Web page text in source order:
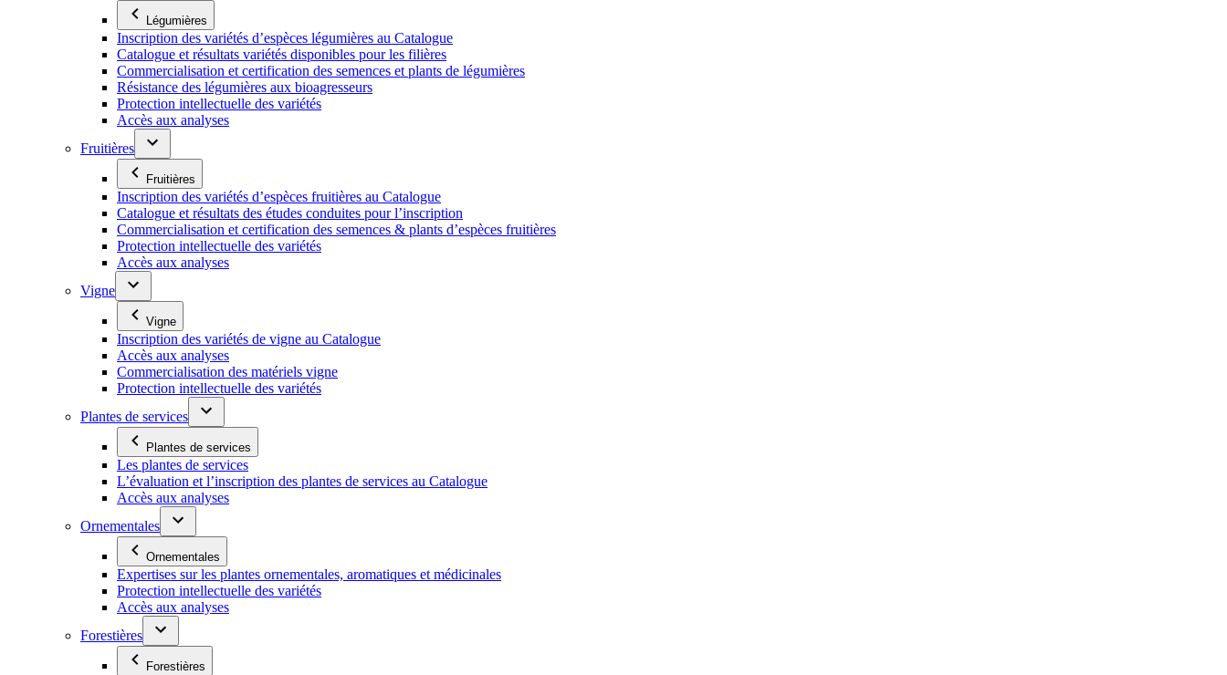
Légumières
Inscription des variétés d’espèces légumières au Catalogue
Catalogue et résultats variétés disponibles pour les filières
Commercialisation et certification des semences et plants de légumières
Résistance des légumières aux bioagresseurs
Protection intellectuelle des variétés
Accès aux analyses
Fruitières
Fruitières
Inscription des variétés d’espèces fruitières au Catalogue
Catalogue et résultats des études conduites pour l’inscription
Commercialisation et certification des semences & plants d’espèces fruitières
Protection intellectuelle des variétés
Accès aux analyses
Vigne
Vigne
Inscription des variétés de vigne au Catalogue
Accès aux analyses
Commercialisation des matériels vigne
Protection intellectuelle des variétés
Plantes de services
Plantes de services
Les plantes de services
L’évaluation et l’inscription des plantes de services au Catalogue
Accès aux analyses
Ornementales
Ornementales
Expertises sur les plantes ornementales, aromatiques et médicinales
Protection intellectuelle des variétés
Accès aux analyses
Forestières
Forestières